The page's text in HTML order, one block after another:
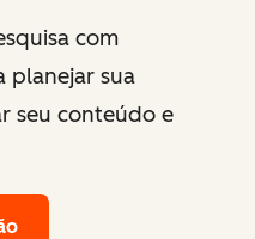
com
planejar sua
seu conteúdo e